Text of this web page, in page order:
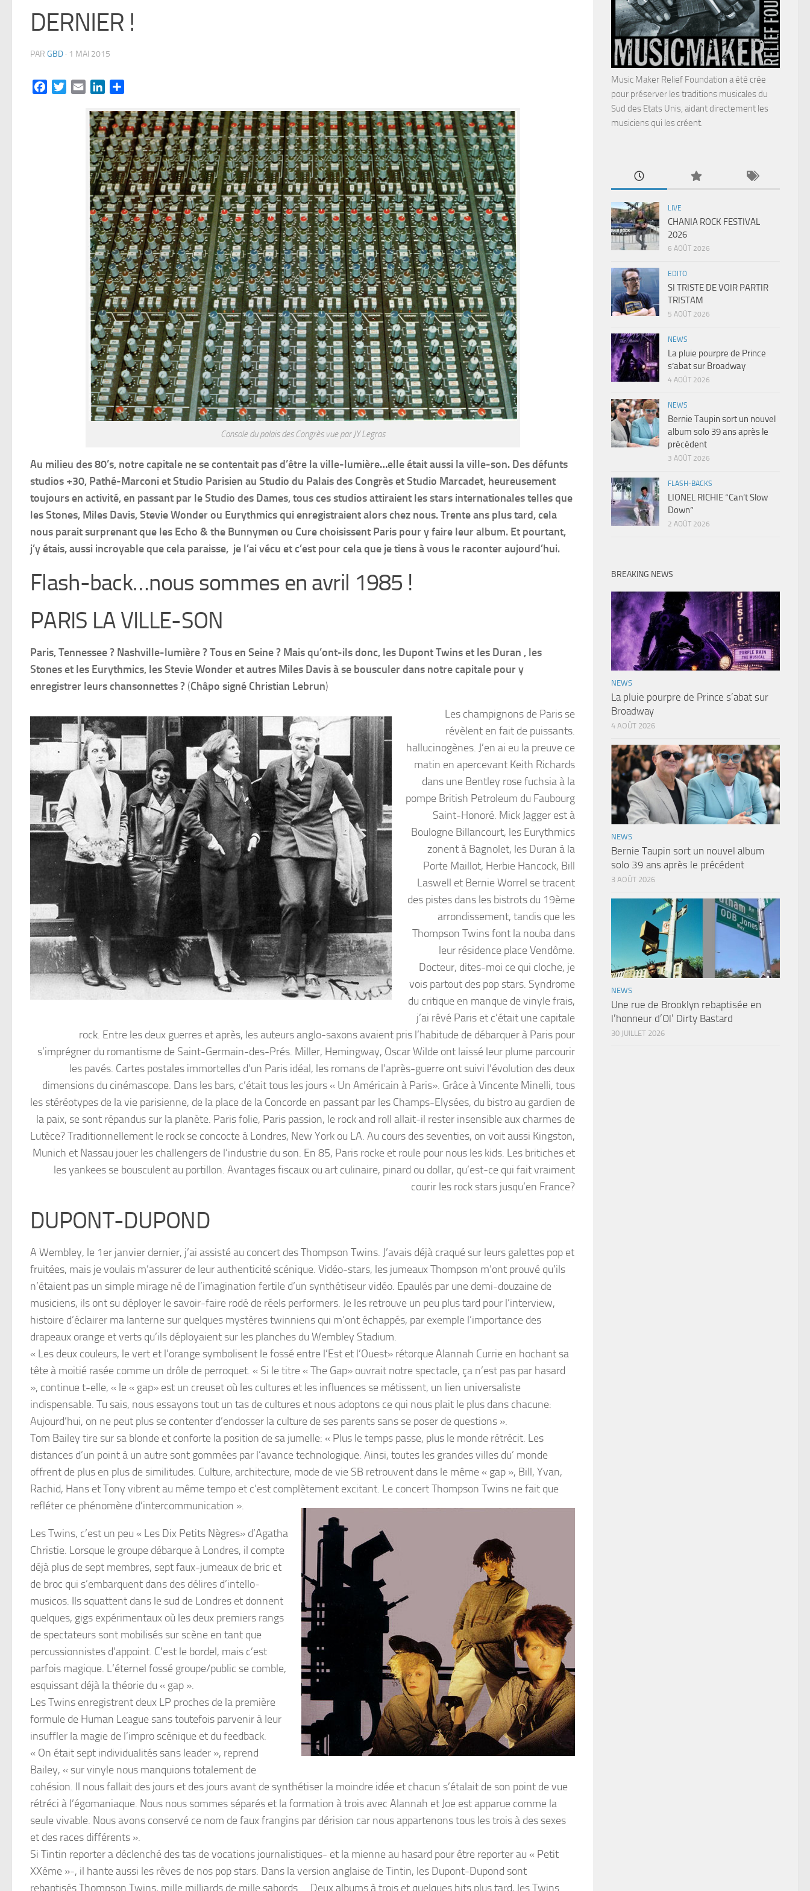
DERNIER !
PAR GBD · 1 MAI 2015
FacebookTwitterEmail LinkedIn
Console du palais des Congrès vue par JY Legras
Au milieu des 80’s, notre capitale ne se contentait pas d’être la ville-lumière…elle était aussi la ville-son. Des défunts
studios +30, Pathé-Marconi et Studio Parisien au Studio du Palais des Congrès et Studio Marcadet, heureusement
toujours en activité, en passant par le Studio des Dames, tous ces studios attiraient les stars internationales telles que
les Stones, Miles Davis, Stevie Wonder ou Eurythmics qui enregistraient alors chez nous. Trente ans plus tard, cela
nous parait surprenant que les Echo & the Bunnymen ou Cure choisissent Paris pour y faire leur album. Et pourtant,
j’y étais, aussi incroyable que cela paraisse, je l’ai vécu et c’est pour cela que je tiens à vous le raconter aujourd’hui.
Flash-back…nous sommes en avril 1985 !
PARIS LA VILLE-SON
Paris, Tennessee ? Nashville-lumière ? Tous en Seine ? Mais qu’ont-ils donc, les Dupont Twins et les Duran , les
Stones et les Eurythmics, les Stevie Wonder et autres Miles Davis à se bousculer dans notre capitale pour y
enregistrer leurs chansonnettes ? (Châpo signé Christian Lebrun)
Les champignons de Paris se
révèlent en fait de puissants.
hallucinogènes. J’en ai eu la preuve ce
matin en apercevant Keith Richards
dans une Bentley rose fuchsia à la
pompe British Petroleum du Faubourg
Saint-Honoré. Mick Jagger est à
Boulogne Billancourt, les Eurythmics
zonent à Bagnolet, les Duran à la
Porte Maillot, Herbie Hancock, Bill
Laswell et Bernie Worrel se tracent
des pistes dans les bistrots du 19ème
arrondissement, tandis que les
Thompson Twins font la nouba dans
leur résidence place Vendôme.
Docteur, dites-moi ce qui cloche, je
vois partout des pop stars. Syndrome
du critique en manque de vinyle frais,
j’ai rêvé Paris et c’était une capitale
rock. Entre les deux guerres et après, les auteurs anglo-saxons avaient pris l’habitude de débarquer à Paris pour
s’imprégner du romantisme de Saint-Germain-des-Prés. Miller, Hemingway, Oscar Wilde ont laissé leur plume parcourir
les pavés. Cartes postales immortelles d’un Paris idéal, les romans de l’après-guerre ont suivi l’évolution des deux
dimensions du cinémascope. Dans les bars, c’était tous les jours « Un Américain à Paris». Grâce à Vincente Minelli, tous
les stéréotypes de la vie parisienne, de la place de la Concorde en passant par les Champs-Elysées, du bistro au gardien de
la paix, se sont répandus sur la planète. Paris folie, Paris passion, le rock and roll allait-il rester insensible aux charmes de
Lutèce? Traditionnellement le rock se concocte à Londres, New York ou LA. Au cours des seventies, on voit aussi Kingston,
Munich et Nassau jouer les challengers de l’industrie du son. En 85, Paris rocke et roule pour nous les kids. Les britiches et
les yankees se bousculent au portillon. Avantages fiscaux ou art culinaire, pinard ou dollar, qu’est-ce qui fait vraiment
courir les rock stars jusqu’en France?
DUPONT-DUPOND
A Wembley, le 1er janvier dernier, j’ai assisté au concert des Thompson Twins. J’avais déjà craqué sur leurs galettes pop et
fruitées, mais je voulais m’assurer de leur authenticité scénique. Vidéo-stars, les jumeaux Thompson m’ont prouvé qu’ils
n’étaient pas un simple mirage né de l’imagination fertile d’un synthétiseur vidéo. Epaulés par une demi-douzaine de
musiciens, ils ont su déployer le savoir-faire rodé de réels performers. Je les retrouve un peu plus tard pour l’interview,
histoire d’éclairer ma lanterne sur quelques mystères twinniens qui m’ont échappés, par exemple l’importance des
drapeaux orange et verts qu’ils déployaient sur les planches du Wembley Stadium.
« Les deux couleurs, le vert et l’orange symbolisent le fossé entre l’Est et l’Ouest» rétorque Alannah Currie en hochant sa
tête à moitié rasée comme un drôle de perroquet. « Si le titre « The Gap» ouvrait notre spectacle, ça n’est pas par hasard
», continue t-elle, « le « gap» est un creuset où les cultures et les influences se métissent, un lien universaliste
indispensable. Tu sais, nous essayons tout un tas de cultures et nous adoptons ce qui nous plait le plus dans chacune:
Aujourd’hui, on ne peut plus se contenter d’endosser la culture de ses parents sans se poser de questions ».
Tom Bailey tire sur sa blonde et conforte la position de sa jumelle: « Plus le temps passe, plus le monde rétrécit. Les
distances d’un point à un autre sont gommées par l’avance technologique. Ainsi, toutes les grandes villes du’ monde
offrent de plus en plus de similitudes. Culture, architecture, mode de vie SB retrouvent dans le même « gap », Bill, Yvan,
Rachid, Hans et Tony vibrent au même tempo et c’est complètement excitant. Le concert Thompson Twins ne fait que
refléter ce phénomène d’intercommunication ».
Les Twins, c’est un peu « Les Dix Petits Nègres» d’Agatha
Christie. Lorsque le groupe débarque à Londres, il compte
déjà plus de sept membres, sept faux-jumeaux de bric et
de broc qui s’embarquent dans des délires d’intello-
musicos. Ils squattent dans le sud de Londres et donnent
quelques, gigs expérimentaux où les deux premiers rangs
de spectateurs sont mobilisés sur scène en tant que
percussionnistes d’appoint. C’est le bordel, mais c’est
parfois magique. L’éternel fossé groupe/public se comble,
esquissant déjà la théorie du « gap ».
Les Twins enregistrent deux LP proches de la première
formule de Human League sans toutefois parvenir à Ieur
insuffler la magie de l’impro scénique et du feedback.
« On était sept individualités sans leader », reprend
Bailey, « sur vinyle nous manquions totalement de
cohésion. Il nous fallait des jours et des jours avant de synthétiser la moindre idée et chacun s’étalait de son point de vue
rétréci à l’égomaniaque. Nous nous sommes séparés et la formation à trois avec Alannah et Joe est apparue comme la
seule vivable. Nous avons conservé ce nom de faux frangins par dérision car nous appartenons tous les trois à des sexes
et des races différents ».
Si Tintin reporter a déclenché des tas de vocations journalistiques- et la mienne au hasard pour être reporter au « Petit
XXéme »-, il hante aussi les rêves de nos pop stars. Dans la version anglaise de Tintin, les Dupont-Dupond sont
rebaptisés Thompson Twins, mille milliards de mille sabords … Deux albums à trois et quelques hits plus tard, les Twins
Music Maker Relief Foundation a été crée
pour préserver les traditions musicales du
Sud des Etats Unis, aidant directement les
musiciens qui les créent.
LIVE
CHANIA ROCK FESTIVAL
2026
6 AOÛT 2026
EDITO
SI TRISTE DE VOIR PARTIR
TRISTAM
5 AOÛT 2026
NEWS
La pluie pourpre de Prince
s’abat sur Broadway
4 AOÛT 2026
NEWS
Bernie Taupin sort un nouvel
album solo 39 ans après le
précédent
3 AOÛT 2026
FLASH-BACKS
LIONEL RICHIE “Can’t Slow
Down”
2 AOÛT 2026
BREAKING NEWS
NEWS
La pluie pourpre de Prince s’abat sur
Broadway
4 AOÛT 2026
NEWS
Bernie Taupin sort un nouvel album
solo 39 ans après le précédent
3 AOÛT 2026
NEWS
Une rue de Brooklyn rebaptisée en
l’honneur d’Ol’ Dirty Bastard
30 JUILLET 2026